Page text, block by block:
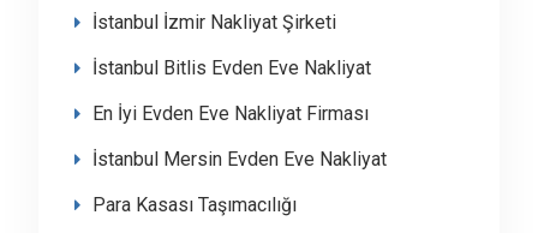
İstanbul İzmir Nakliyat Şirketi
İstanbul Bitlis Evden Eve Nakliyat
En İyi Evden Eve Nakliyat Firması
İstanbul Mersin Evden Eve Nakliyat
Para Kasası Taşımacılığı